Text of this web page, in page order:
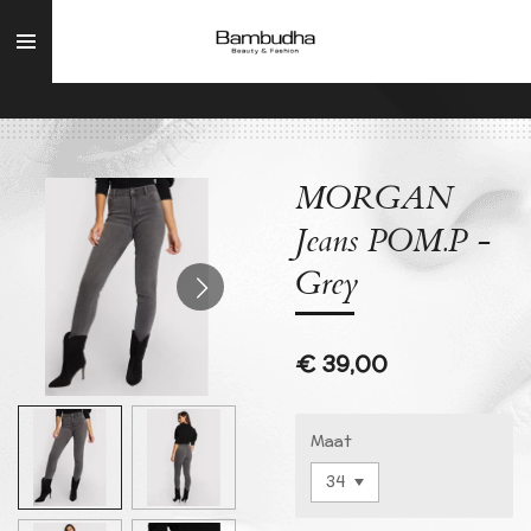
direct
hoofdinhoud
MORGAN
Jeans POM.P -
Grey
€ 39,00
Maat